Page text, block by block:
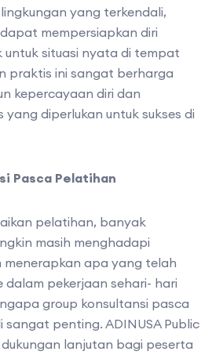
yang terkendali,
mempersiapkan diri
untuk situasi nyata di tempat
praktis ini sangat berharga
kepercayaan diri dan
yang diperlukan untuk sukses di
Pasca Pelatihan
pelatihan, banyak
masih menghadapi
apa yang telah
dalam pekerjaan sehari- hari
group konsultansi pasca
penting. ADINUSA Public
lanjutan bagi peserta